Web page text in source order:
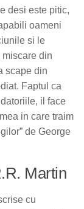
desi este pitic,
oameni
si le
din
scape din
Faptul ca
il face
in care traim
de George
Martin
cu